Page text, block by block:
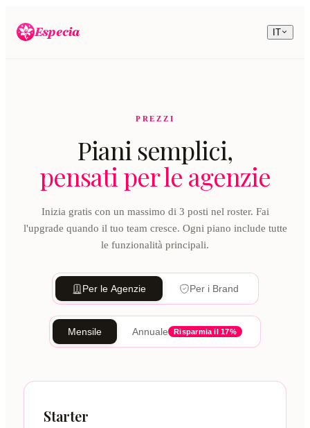
Especia IT
PREZZI
Piani semplici,
pensati per le agenzie
Inizia gratis con un massimo di 3 posti nel roster. Fai
l'upgrade quando il tuo team cresce. Ogni piano include tutte
le funzionalità principali.
Per le Agenzie Per i Brand
Mensile Annuale Risparmia il 17%
Starter